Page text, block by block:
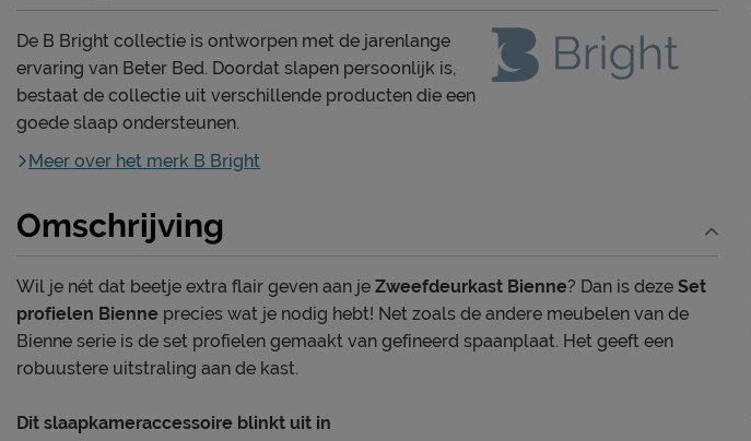
De B Bright collectie is ontworpen met de jarenlange
ervaring van Beter Bed. Doordat slapen persoonlijk is,
bestaat de collectie uit verschillende producten die een
goede slaap ondersteunen.
Meer over het merk B Bright
Omschrijving
Wil je nét dat beetje extra flair geven aan je Zweefdeurkast Bienne? Dan is deze Set
profielen Bienne precies wat je nodig hebt! Net zoals de andere meubelen van de
Bienne serie is de set profielen gemaakt van gefineerd spaanplaat. Het geeft een
robuustere uitstraling aan de kast.
Dit slaapkameraccessoire blinkt uit in